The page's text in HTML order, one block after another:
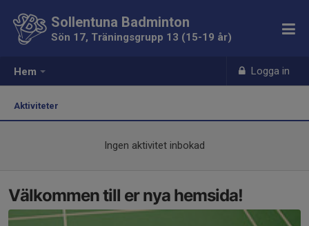
Hem Logga in
Sollentuna Badminton
Sön 17, Träningsgrupp 13 (15-19 år)
Aktiviteter
Ingen aktivitet inbokad
Välkommen till er nya hemsida!